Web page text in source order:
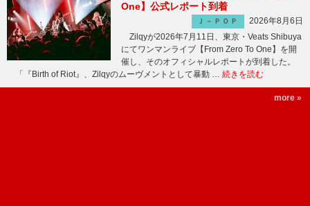
One】公式レポート到着
Ｊ－ＰＯＰ
2026年8月6日
Zilqyが2026年7月11日、東京・Veats Shibuya
にてワンマンライブ【From Zero To One】を開
催し、そのオフィシャルレポートが到着した。
「『Birth of Riot』、Zilqyのムーヴメントとして暴動 … 続きを読む
more »